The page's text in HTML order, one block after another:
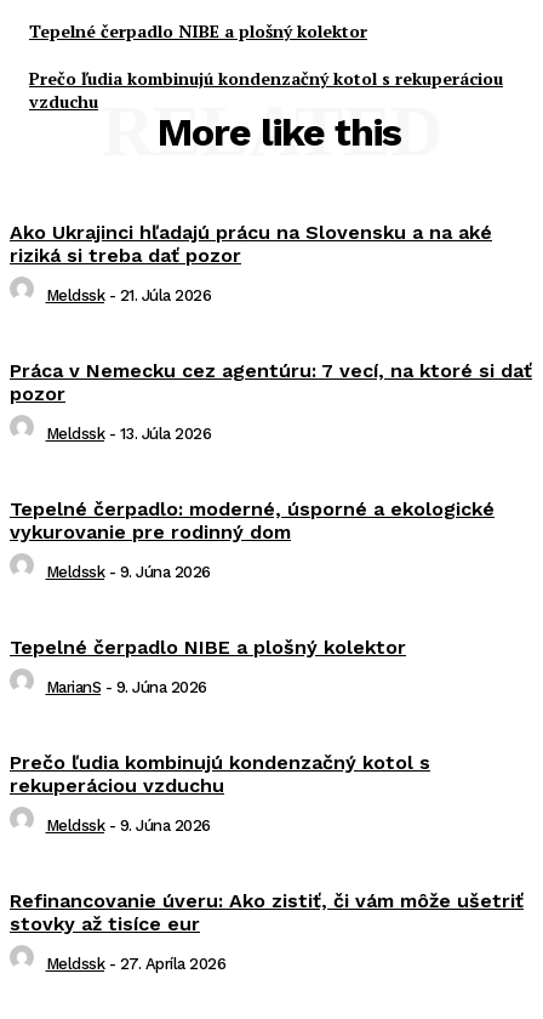
Tepelné čerpadlo NIBE a plošný kolektor
Prečo ľudia kombinujú kondenzačný kotol s rekuperáciou
vzduchu
More like this
RELATED
Ako Ukrajinci hľadajú prácu na Slovensku a na aké
riziká si treba dať pozor
Meldssk - 21. Júla 2026
Práca v Nemecku cez agentúru: 7 vecí, na ktoré si dať
pozor
Meldssk - 13. Júla 2026
Tepelné čerpadlo: moderné, úsporné a ekologické
vykurovanie pre rodinný dom
Meldssk - 9. Júna 2026
Tepelné čerpadlo NIBE a plošný kolektor
MarianS - 9. Júna 2026
Prečo ľudia kombinujú kondenzačný kotol s
rekuperáciou vzduchu
Meldssk - 9. Júna 2026
Refinancovanie úveru: Ako zistiť, či vám môže ušetriť
stovky až tisíce eur
Meldssk - 27. Apríla 2026